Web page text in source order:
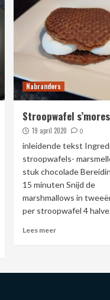
Nabranders
Stroopwafel s’mores
19 april 2020 0
inleidende tekst
stroopwafels-
stuk chocolade
15 minuten Snijd de
marshmallows in
per stroopwafel 4
Lees meer